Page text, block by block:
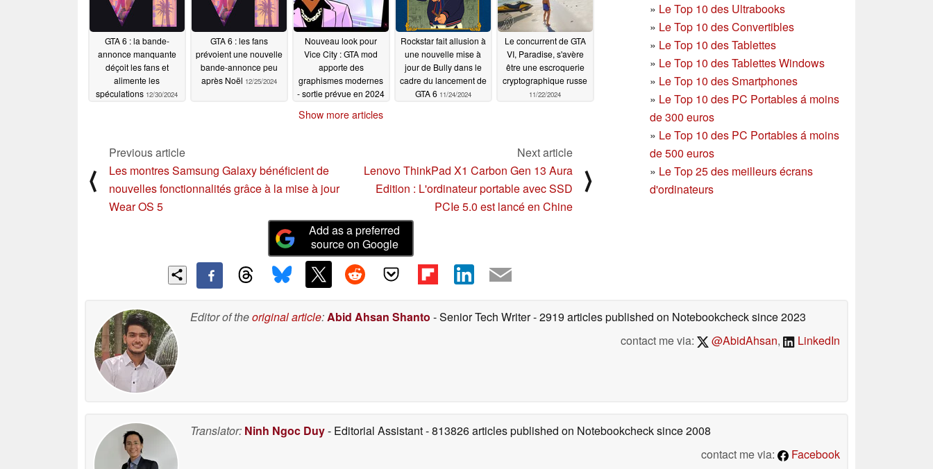
» Le Top 10 des Ultrabooks
» Le Top 10 des Convertibles
» Le Top 10 des Tablettes
» Le Top 10 des Tablettes Windows
» Le Top 10 des Smartphones
» Le Top 10 des PC Portables á moins
de 300 euros
» Le Top 10 des PC Portables á moins
de 500 euros
» Le Top 25 des meilleurs écrans
d'ordinateurs
GTA 6 : la bande-
annonce manquante
déçoit les fans et
alimente les
spéculations 12/30/2024
GTA 6 : les fans
prévoient une nouvelle
bande-annonce peu
après Noël 12/25/2024
Nouveau look pour
Vice City : GTA mod
apporte des
graphismes modernes
- sortie prévue en 2024
Rockstar fait allusion à
une nouvelle mise à
jour de Bully dans le
cadre du lancement de
GTA 6 11/24/2024
Le concurrent de GTA
VI, Paradise, s'avère
être une escroquerie
cryptographique russe
11/22/2024
Show more articles
⟨
Previous article
Les montres Samsung Galaxy bénéficient de
nouvelles fonctionnalités grâce à la mise à jour
Wear OS 5
Next article
Lenovo ThinkPad X1 Carbon Gen 13 Aura
Edition : L'ordinateur portable avec SSD
PCIe 5.0 est lancé en Chine
⟩
Add as a preferred
source on Google
Editor of theoriginal article:Abid Ahsan Shanto - Senior Tech Writer- 2919 articles published on Notebookchecksince 2023
contact me via:
@AbidAhsan, LinkedIn
Translator: Ninh Ngoc Duy- Editorial Assistant- 813826 articles published on Notebookchecksince 2008
contact me via:
Facebook